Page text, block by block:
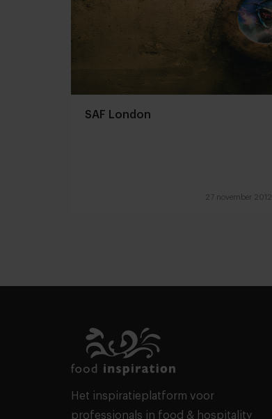
SAF London
27 november 2012
Het inspiratieplatform voor
professionals in food & hospitality